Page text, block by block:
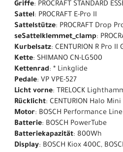
Griffe: PROCRAFT STANDARD
Sattel: PROCRAFT E-Pro II
Sattelstütze: PROCRAFT Drop
seSattelklemmet_clamp:
Kurbelsatz: CENTURION R Pro II
Kette: SHIMANO CN-LG500
Kettenrad: * Linkglide
Pedale: VP VPE-527
Licht vorne: TRELOCK
Rücklicht: CENTURION Halo Mini
Motor: BOSCH Performance
Batterie: BOSCH PowerTube
Batteriekapazität: 800Wh
Display: BOSCH Kiox 400C,